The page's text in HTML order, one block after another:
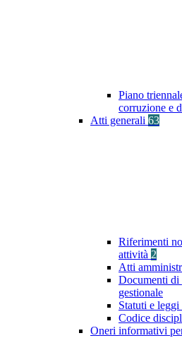
Piano
corruzione e
Atti generali 63
Riferimenti
attività 2
Atti
Documenti di
gestionale
Statuti e
Codice
Oneri informativi